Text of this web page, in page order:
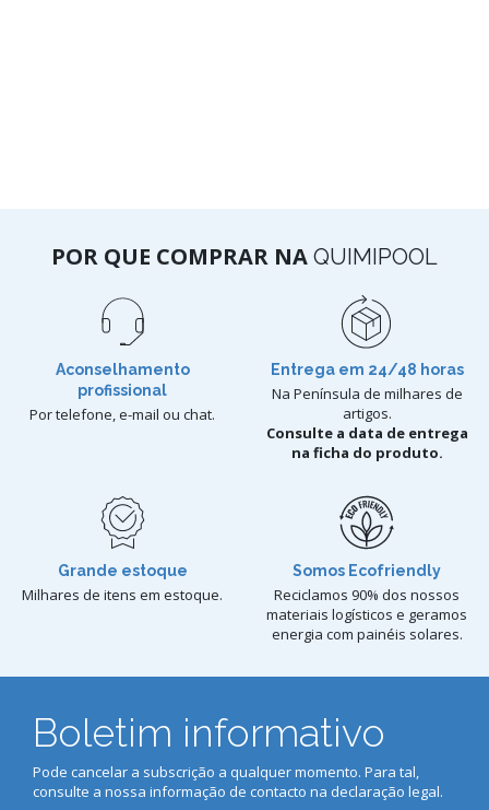
POR QUE COMPRAR NA QUIMIPOOL
Aconselhamento
profissional
Por telefone, e-mail ou chat.
Entrega em 24/48 horas
Na Península de milhares de
artigos.
Consulte a data de entrega
na ficha do produto.
Grande estoque
Milhares de itens em estoque.
Somos Ecofriendly
Reciclamos 90% dos nossos
materiais logísticos e geramos
energia com painéis solares.
Boletim informativo
Pode cancelar a subscrição a qualquer momento. Para tal,
consulte a nossa informação de contacto na declaração legal.